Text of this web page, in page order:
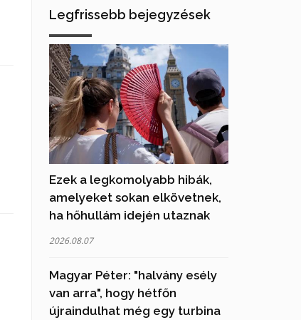
Legfrissebb bejegyzések
Ezek a legkomolyabb hibák,
amelyeket sokan elkövetnek,
ha hőhullám idején utaznak
2026.08.07
Magyar Péter: "halvány esély
van arra", hogy hétfőn
újraindulhat még egy turbina